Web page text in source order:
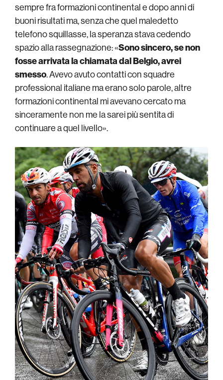
sempre fra formazioni continental e dopo anni di
buoni risultati ma, senza che quel maledetto
telefono squillasse, la speranza stava cedendo
spazio alla rassegnazione: «Sono sincero, se non
fosse arrivata la chiamata dal Belgio, avrei
smesso. Avevo avuto contatti con squadre
professional italiane ma erano solo parole, altre
formazioni continental mi avevano cercato ma
sinceramente non me la sarei più sentita di
continuare a quel livello».